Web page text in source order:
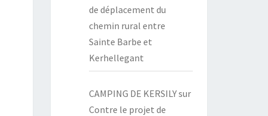
de déplacement du
chemin rural entre
Sainte Barbe et
Kerhellegant
CAMPING DE KERSILYsur
Contre le projet de